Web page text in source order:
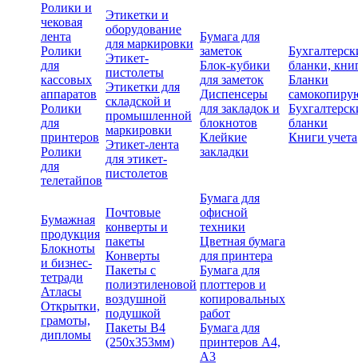
Ролики и
чековая
лента
Ролики
для
кассовых
аппаратов
Ролики
для
принтеров
Ролики
для
телетайпов
Этикетки и
оборудование
для маркировки
Этикет-
пистолеты
Этикетки для
складской и
промышленной
маркировки
Этикет-лента
для этикет-
пистолетов
Бумага для
заметок
Блок-кубики
для заметок
Диспенсеры
для закладок и
блокнотов
Клейкие
закладки
бланки,
Бланки
бланки
Книги учета
Бумажная
продукция
Блокноты
и бизнес-
тетради
Атласы
Открытки,
грамоты,
дипломы
Почтовые
конверты и
пакеты
Конверты
Пакеты с
полиэтиленовой
воздушной
подушкой
Пакеты В4
(250х353мм)
Бумага для
офисной
техники
Цветная бумага
для принтера
Бумага для
плоттеров и
копировальных
работ
Бумага для
принтеров А4,
А3